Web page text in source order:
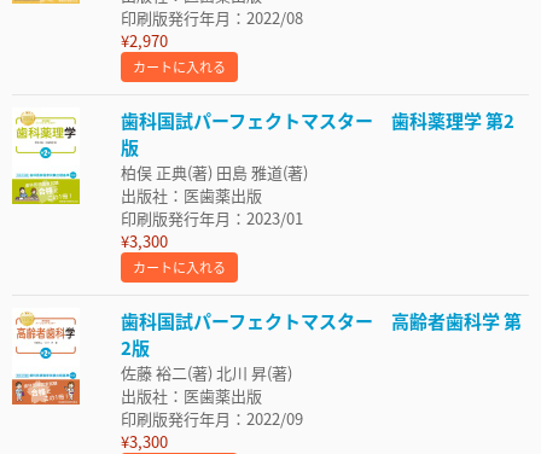
印刷版発行年月：2022/08
¥2,970
カートに入れる
歯科国試パーフェクトマスター 歯科薬理学 第2
版
柏俣 正典(著) 田島 雅道(著)
出版社：医歯薬出版
印刷版発行年月：2023/01
¥3,300
カートに入れる
歯科国試パーフェクトマスター 高齢者歯科学 第
2版
佐藤 裕二(著) 北川 昇(著)
出版社：医歯薬出版
印刷版発行年月：2022/09
¥3,300